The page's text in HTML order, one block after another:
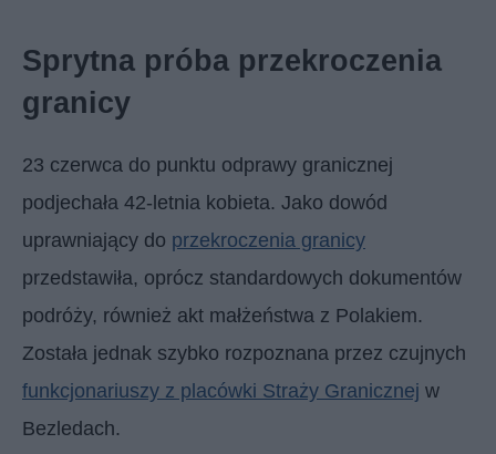
Sprytna próba przekroczenia
granicy
23 czerwca do punktu odprawy granicznej
podjechała 42-letnia kobieta. Jako dowód
uprawniający do przekroczenia granicy
przedstawiła, oprócz standardowych dokumentów
podróży, również akt małżeństwa z Polakiem.
Została jednak szybko rozpoznana przez czujnych
funkcjonariuszy z placówki Straży Granicznej w
Bezledach.